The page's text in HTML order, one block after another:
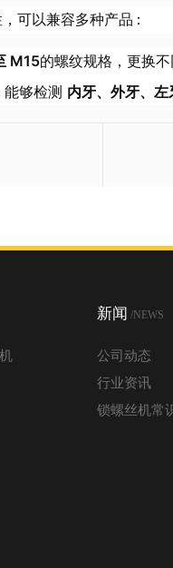
可以兼容多种产品：
M15的螺纹规格，更换不
够检测 内牙、外牙、左
新闻 /NEWS
公司动态
行业资讯
锁螺丝机常